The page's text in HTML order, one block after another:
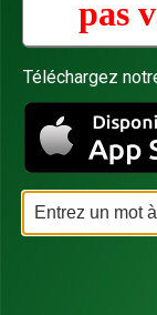
pas
Téléchargez